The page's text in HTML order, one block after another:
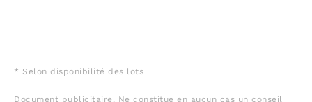
* Selon disponibilité des lots
Document publicitaire. Ne constitue en aucun cas un conseil